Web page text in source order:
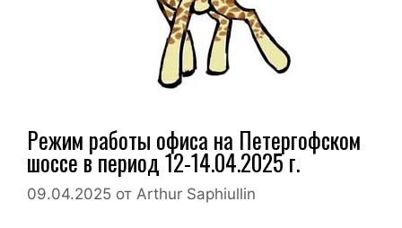
Режим работы офиса на Петергофском
шоссе в период 12-14.04.2025 г.
09.04.2025 от Arthur Saphiullin